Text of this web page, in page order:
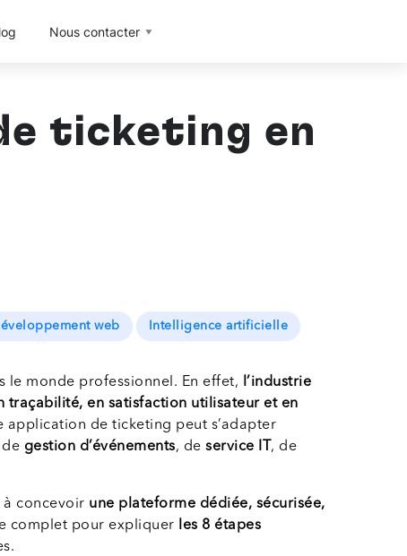
Nous contacter
ticketing en
web Intelligence artificielle
le monde professionnel. En effet,
l’industrie
traçabilité, en satisfaction utilisateur et en
application de ticketing peut s’adapter
de gestion d’événements, de service IT , de
à concevoir une plateforme dédiée, sécurisée,
complet pour expliquer
les 8 étapes